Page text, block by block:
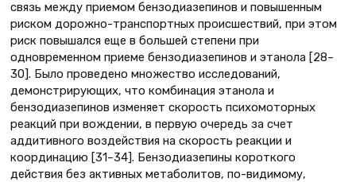
связь между приемом бензодиазепинов и повышенным
риском дорожно-транспортных происшествий, при этом
риск повышался еще в большей степени при
одновременном приеме бензодиазепинов и этанола [28–
30]. Было проведено множество исследований,
демонстрирующих, что комбинация этанола и
бензодиазепинов изменяет скорость психомоторных
реакций при вождении, в первую очередь за счет
аддитивного воздействия на скорость реакции и
координацию [31–34]. Бензодиазепины короткого
действия без активных метаболитов, по-видимому,